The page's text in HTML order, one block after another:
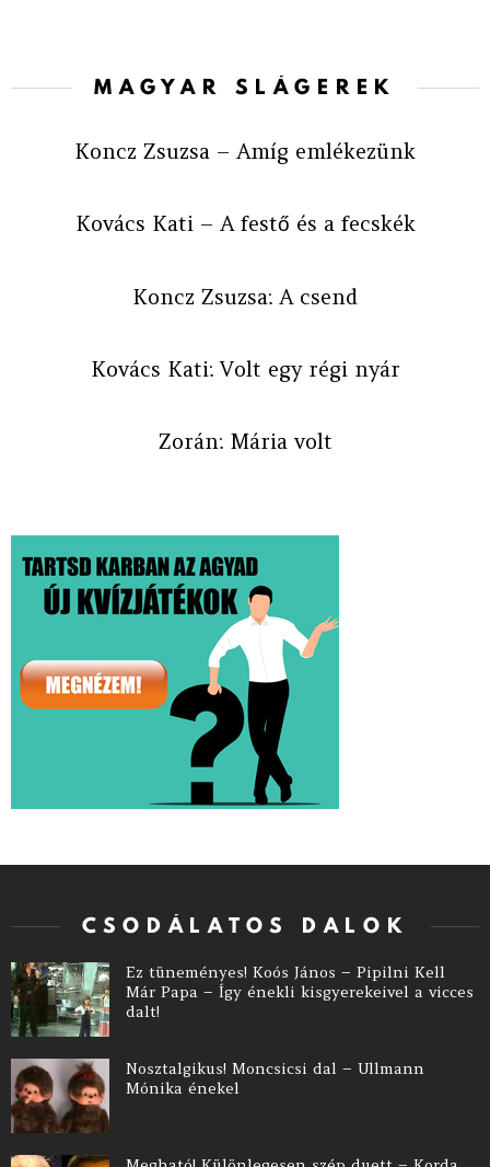
MAGYAR SLÁGEREK
Koncz Zsuzsa – Amíg emlékezünk
Kovács Kati – A festő és a fecskék
Koncz Zsuzsa: A csend
Kovács Kati: Volt egy régi nyár
Zorán: Mária volt
CSODÁLATOS DALOK
Ez tüneményes! Koós János – Pipilni Kell
Már Papa – Így énekli kisgyerekeivel a vicces
dalt!
Nosztalgikus! Moncsicsi dal – Ullmann
Mónika énekel